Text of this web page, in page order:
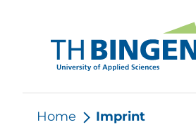
Home Imprint